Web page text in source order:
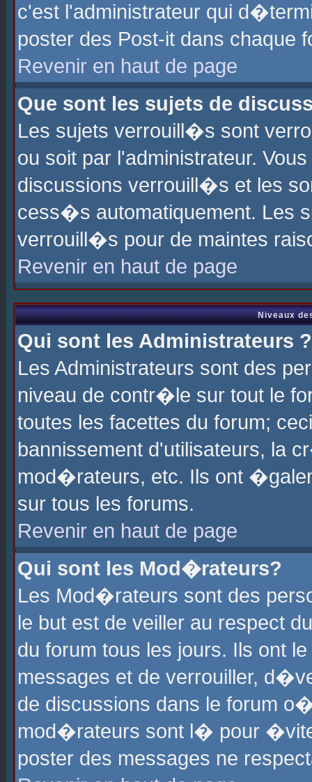
c'est l'administrateur qui
poster des Post-it dans chaque
Revenir en haut de page
Que sont les sujets de
Les sujets verrouill�s sont
ou soit par l'administrateur.
discussions verrouill�s et les
cess�s automatiquement. Les
verrouill�s pour de maintes
Revenir en haut de page
Niveaux
Qui sont les Administrateurs ?
Les Administrateurs sont des
niveau de contr�le sur tout le
toutes les facettes du forum;
bannissement d'utilisateurs, la
mod�rateurs, etc. Ils ont
sur tous les forums.
Revenir en haut de page
Qui sont les Mod�rateurs?
Les Mod�rateurs sont des
le but est de veiller au respect
du forum tous les jours. Ils ont
messages et de verrouiller,
de discussions dans le forum
mod�rateurs sont l� pour
poster des messages ne